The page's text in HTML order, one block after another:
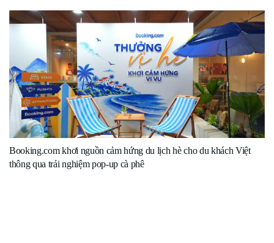
Booking.com khơi nguồn cảm hứng du lịch hè cho du khách Việt
thông qua trải nghiệm pop-up cà phê